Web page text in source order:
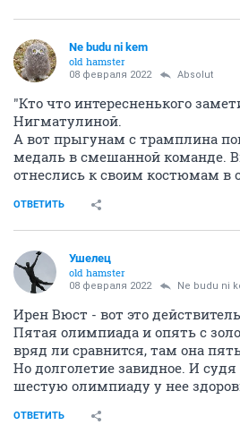
Ne budu ni kem
old hamster
08 февраля 2022 Absolut
"Кто что интересненького
Нигматулиной.
А вот прыгунам с трамплина
медаль в смешанной команде.
отнеслись к своим костюмам в
ОТВЕТИТЬ
Ушелец
old hamster
08 февраля 2022 Ne budu ni
Ирен Вюст - вот это
Пятая олимпиада и опять с
вряд ли сравнится, там она
Но долголетие завидное. И
шестую олимпиаду у нее
ОТВЕТИТЬ